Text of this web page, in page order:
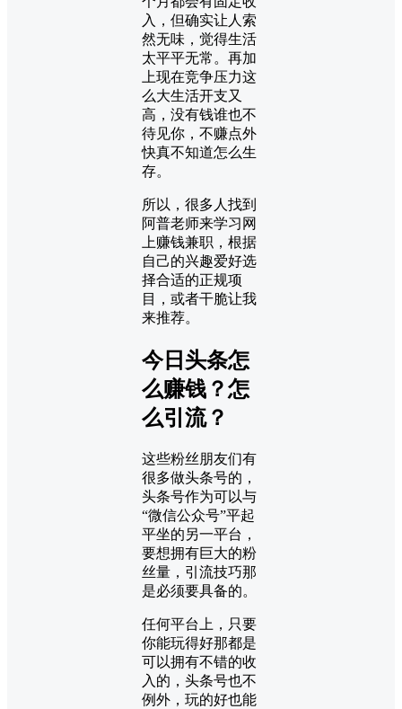
入，但确实让人索
然无味，觉得生活
太平平无常。再加
上现在竞争压力这
么大生活开支又
高，没有钱谁也不
待见你，不赚点外
快真不知道怎么生
存。
所以，很多人找到
阿普老师来学习网
上赚钱兼职，根据
自己的兴趣爱好选
择合适的正规项
目，或者干脆让我
来推荐。
今日头条怎
么赚钱？怎
么引流？
这些粉丝朋友们有
很多做头条号的，
头条号作为可以与
“微信公众号”平起
平坐的另一平台，
要想拥有巨大的粉
丝量，引流技巧那
是必须要具备的。
任何平台上，只要
你能玩得好那都是
可以拥有不错的收
入的，头条号也不
例外，玩的好也能